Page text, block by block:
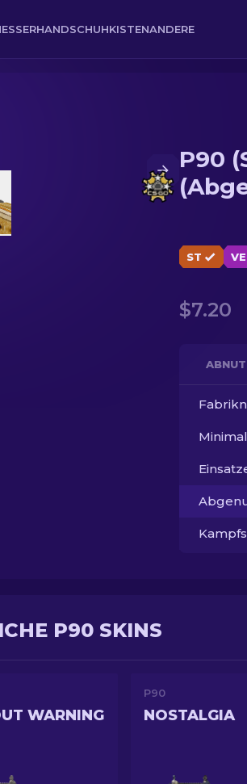
HANDSCHUHKISTENANDERE
P90
ST
$7.20
P90 SKINS
WARNING
P90
NOSTALGIA